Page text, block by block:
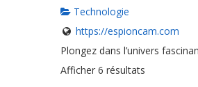
Technologie
https://espioncam.com
Plongez dans l’univers
Afficher 6 résultats